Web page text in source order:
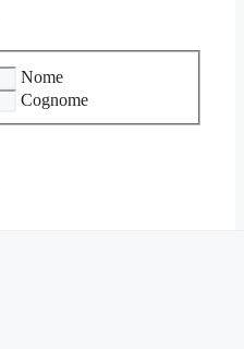
Nome
Cognome